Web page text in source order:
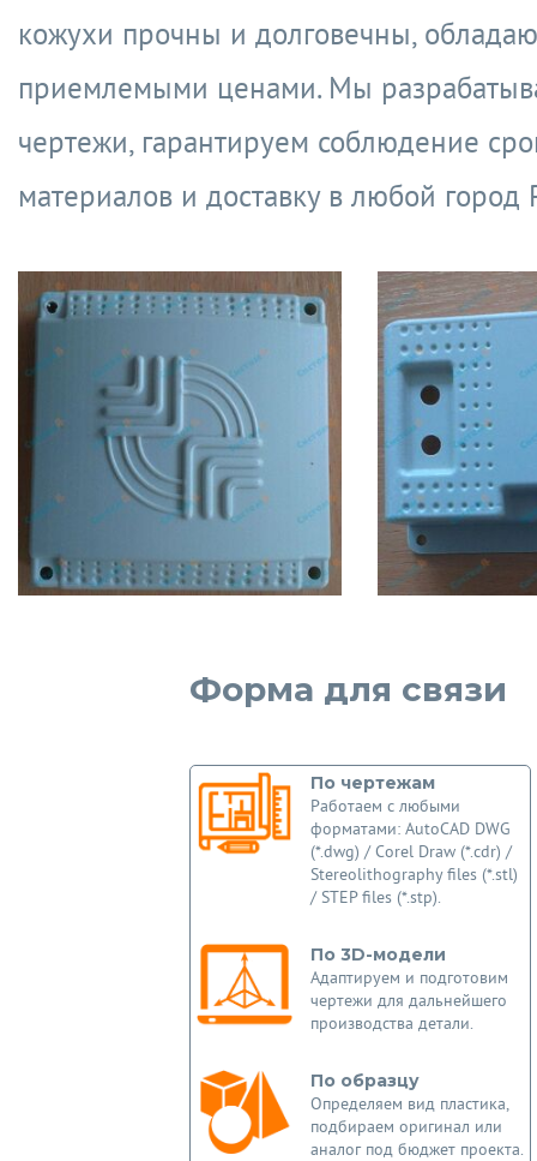
кожухи прочны и долговечны,
приемлемыми ценами. Мы
чертежи, гарантируем соблюдение
материалов и доставку в любой город
Форма для связи
По чертежам
Работаем с любыми
форматами: AutoCAD DWG
(*.dwg) / Corel Draw (*.cdr) /
Stereolithography files (*.stl)
/ STEP files (*.stp).
По 3D-модели
Адаптируем и подготовим
чертежи для дальнейшего
производства детали.
По образцу
Определяем вид пластика,
подбираем оригинал или
аналог под бюджет проекта.